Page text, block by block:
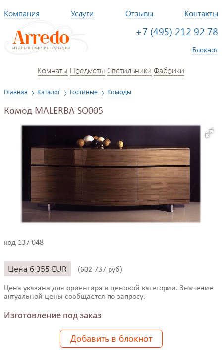
Компания Услуги Отзывы Контакты
+7 (495) 212 92 78
Блокнот
Комнаты Предметы Светильники Фабрики
Главная Каталог Гостиные Комоды
Комод MALERBA SO005
код 137 048
Цена 6 355 EUR (602 737 руб)
Цена указана для ориентира в ценовой категории. Значение
актуальной цены сообщается по запросу.
Изготовление под заказ
Добавить в блокнот